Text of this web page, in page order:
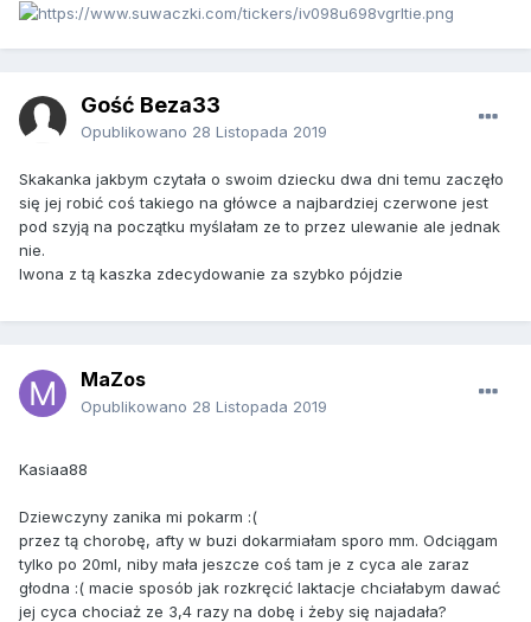
Gość Beza33
Opublikowano 28 Listopada 2019
Skakanka jakbym czytała o swoim dziecku dwa dni temu zaczęło
się jej robić coś takiego na główce a najbardziej czerwone jest
pod szyją na początku myślałam ze to przez ulewanie ale jednak
nie.
Iwona z tą kaszka zdecydowanie za szybko pójdzie
MaZos
Opublikowano 28 Listopada 2019
Kasiaa88
Dziewczyny zanika mi pokarm :(
przez tą chorobę, afty w buzi dokarmiałam sporo mm. Odciągam
tylko po 20ml, niby mała jeszcze coś tam je z cyca ale zaraz
głodna :( macie sposób jak rozkręcić laktacje chciałabym dawać
jej cyca chociaż ze 3,4 razy na dobę i żeby się najadała?